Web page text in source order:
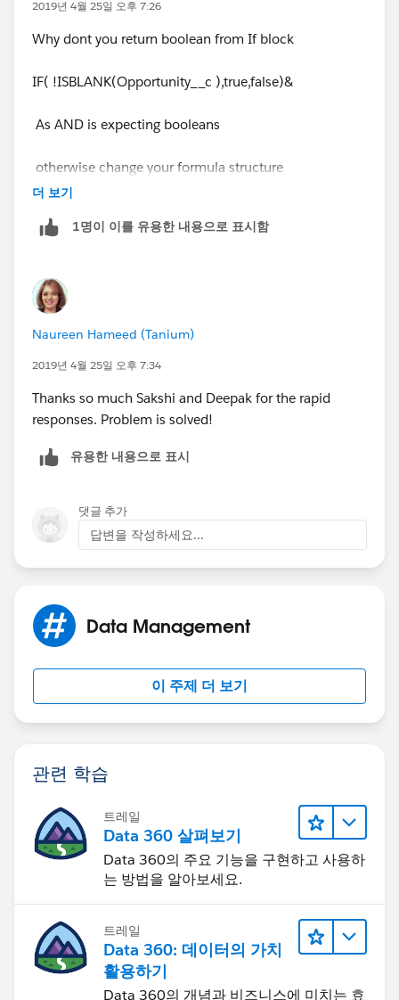
2019년 4월 25일 오후 7:26
Why dont you return boolean from If block
IF( !ISBLANK(Opportunity__c ),true,false)&
As AND is expecting booleans
otherwise change your formula structure
더 보기
1명이 이를 유용한 내용으로 표시함
Naureen Hameed (Tanium)
2019년 4월 25일 오후 7:34
Thanks so much Sakshi and Deepak for the rapid
responses. Problem is solved!
유용한 내용으로 표시
댓글 추가
답변을 작성하세요...
Data Management
이 주제 더 보기
관련 학습
트레일
Data 360 살펴보기
Data 360의 주요 기능을 구현하고 사용하
는 방법을 알아보세요.
트레일
Data 360: 데이터의 가치
활용하기
Data 360의 개념과 비즈니스에 미치는 효